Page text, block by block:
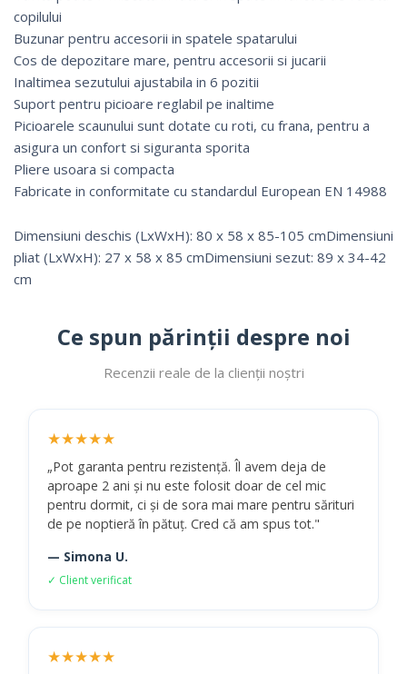
copilului
Buzunar pentru accesorii in spatele spatarului
Cos de depozitare mare, pentru accesorii si jucarii
Inaltimea sezutului ajustabila in 6 pozitii
Suport pentru picioare reglabil pe inaltime
Picioarele scaunului sunt dotate cu roti, cu frana, pentru a
asigura un confort si siguranta sporita
Pliere usoara si compacta
Fabricate in conformitate cu standardul European EN 14988
Dimensiuni deschis (LxWxH): 80 x 58 x 85-105 cmDimensiuni
pliat (LxWxH): 27 x 58 x 85 cmDimensiuni sezut: 89 x 34-42
cm
Ce spun părinții despre noi
Recenzii reale de la clienții noștri
★★★★★
„Pot garanta pentru rezistență. Îl avem deja de
aproape 2 ani și nu este folosit doar de cel mic
pentru dormit, ci și de sora mai mare pentru sărituri
de pe noptieră în pătuț. Cred că am spus tot."
— Simona U.
✓ Client verificat
★★★★★